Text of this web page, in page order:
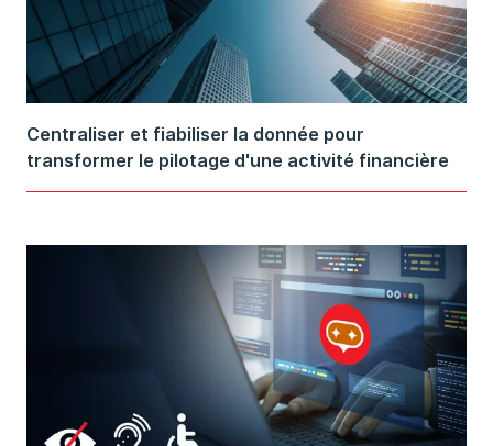
Centraliser et fiabiliser la donnée pour
transformer le pilotage d'une activité financière